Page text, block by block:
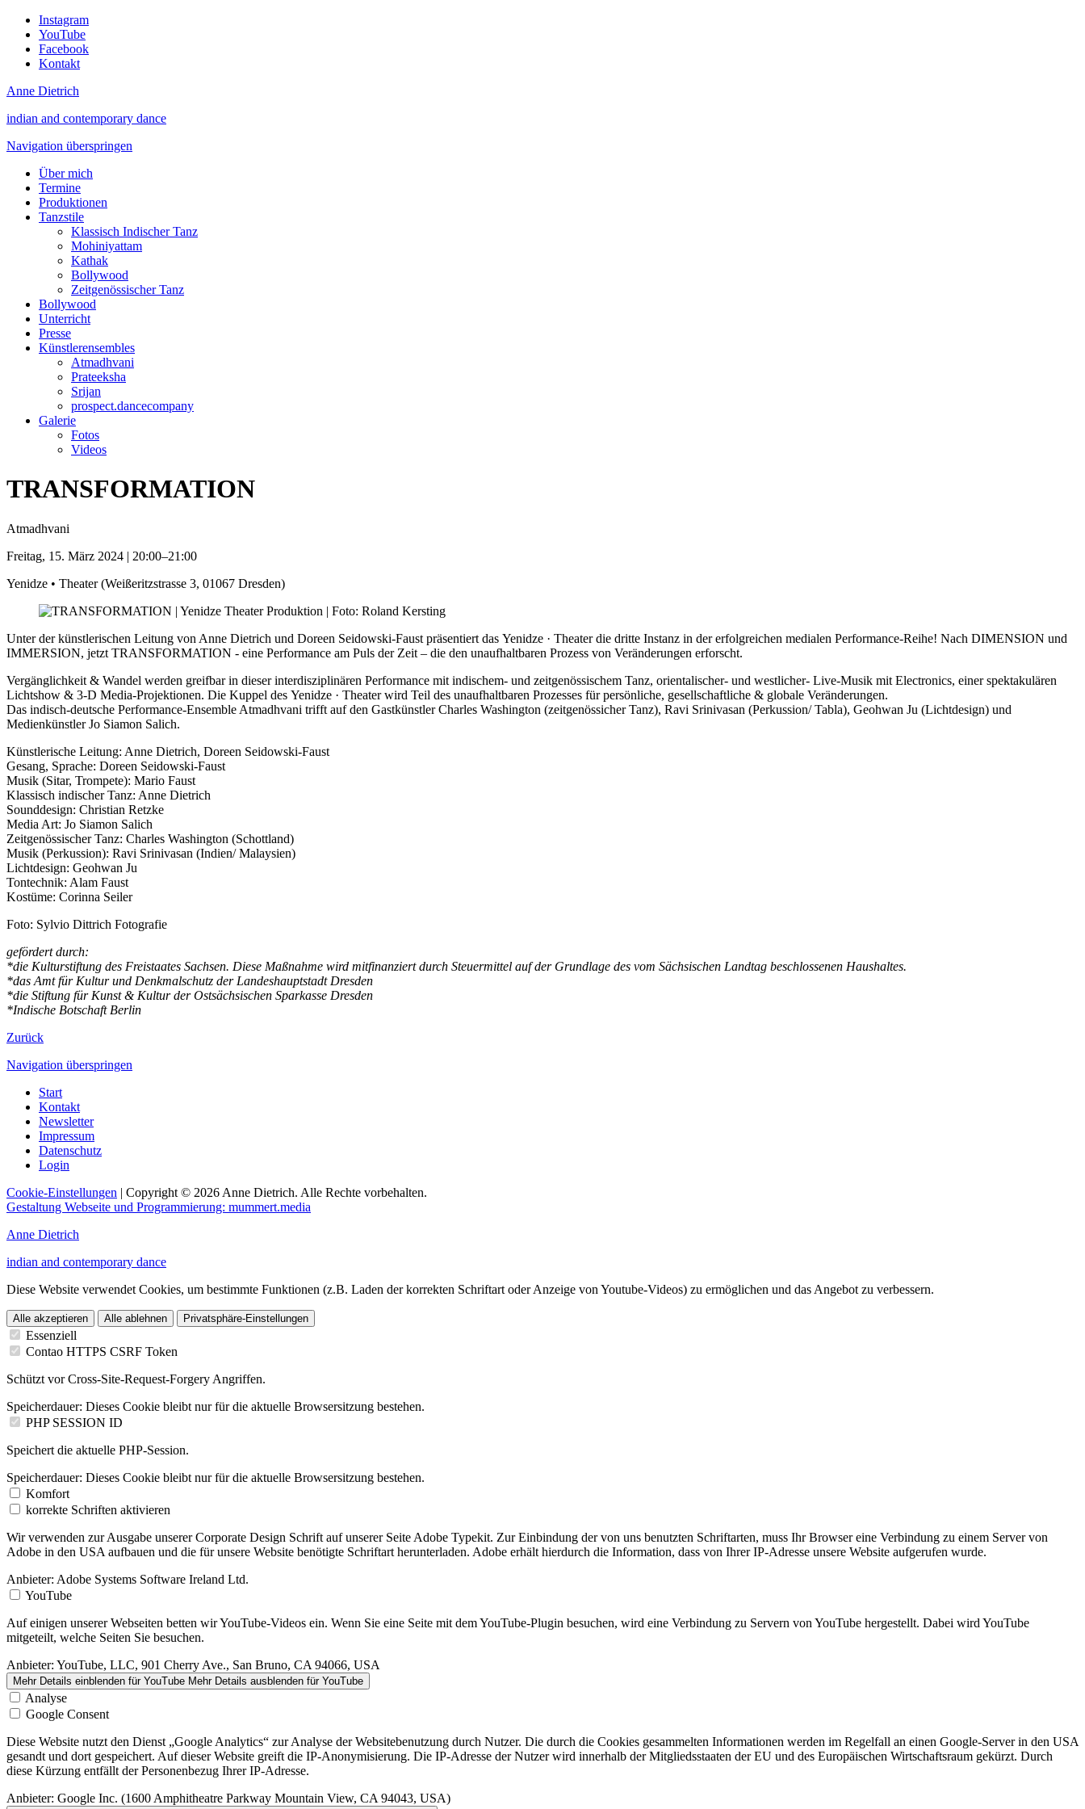
Instagram
YouTube
Facebook
Kontakt
Anne Dietrich
indian and contemporary dance
Navigation überspringen
Über mich
Termine
Produktionen
Tanzstile
Klassisch Indischer Tanz
Mohiniyattam
Kathak
Bollywood
Zeitgenössischer Tanz
Bollywood
Unterricht
Presse
Künstlerensembles
Atmadhvani
Prateeksha
Srijan
prospect.dancecompany
Galerie
Fotos
Videos
TRANSFORMATION
Atmadhvani
Freitag, 15. März 2024 | 20:00–21:00
Yenidze • Theater(Weißeritzstrasse 3, 01067 Dresden)
Unter der künstlerischen Leitung von Anne Dietrich und Doreen Seidowski-Faust präsentiert das Yenidze · Theater die dritte Instanz in der erfolgreichen medialen Performance-Reihe! Nach DIMENSION und
IMMERSION, jetzt TRANSFORMATION - eine Performance am Puls der Zeit – die den unaufhaltbaren Prozess von Veränderungen erforscht.
Vergänglichkeit & Wandel werden greifbar in dieser interdisziplinären Performance mit indischem- und zeitgenössischem Tanz, orientalischer- und westlicher- Live-Musik mit Electronics, einer spektakulären
Lichtshow & 3-D Media-Projektionen. Die Kuppel des Yenidze · Theater wird Teil des unaufhaltbaren Prozesses für persönliche, gesellschaftliche & globale Veränderungen.
Das indisch-deutsche Performance-Ensemble Atmadhvani trifft auf den Gastkünstler Charles Washington (zeitgenössicher Tanz), Ravi Srinivasan (Perkussion/ Tabla), Geohwan Ju (Lichtdesign) und
Medienkünstler Jo Siamon Salich.
Künstlerische Leitung: Anne Dietrich, Doreen Seidowski-Faust
Gesang, Sprache: Doreen Seidowski-Faust
Musik (Sitar, Trompete): Mario Faust
Klassisch indischer Tanz: Anne Dietrich
Sounddesign: Christian Retzke
Media Art: Jo Siamon Salich
Zeitgenössischer Tanz: Charles Washington (Schottland)
Musik (Perkussion): Ravi Srinivasan (Indien/ Malaysien)
Lichtdesign: Geohwan Ju
Tontechnik: Alam Faust
Kostüme: Corinna Seiler
Foto: Sylvio Dittrich Fotografie
gefördert durch:
*die Kulturstiftung des Freistaates Sachsen. Diese Maßnahme wird mitfinanziert durch Steuermittel auf der Grundlage des vom Sächsischen Landtag beschlossenen Haushaltes.
*das Amt für Kultur und Denkmalschutz der Landeshauptstadt Dresden
*die Stiftung für Kunst & Kultur der Ostsächsischen Sparkasse Dresden
*Indische Botschaft Berlin
Zurück
Navigation überspringen
Start
Kontakt
Newsletter
Impressum
Datenschutz
Login
Cookie-Einstellungen | Copyright © 2026 Anne Dietrich. Alle Rechte vorbehalten.
Gestaltung Webseite und Programmierung: mummert.media
Anne Dietrich
indian and contemporary dance
Diese Website verwendet Cookies, um bestimmte Funktionen (z.B. Laden der korrekten Schriftart oder Anzeige von Youtube-Videos) zu ermöglichen und das Angebot zu verbessern.
Alle akzeptieren Alle ablehnen Privatsphäre-Einstellungen
Essenziell
Contao HTTPS CSRF Token
Schützt vor Cross-Site-Request-Forgery Angriffen.
Speicherdauer: Dieses Cookie bleibt nur für die aktuelle Browsersitzung bestehen.
PHP SESSION ID
Speichert die aktuelle PHP-Session.
Speicherdauer: Dieses Cookie bleibt nur für die aktuelle Browsersitzung bestehen.
Komfort
korrekte Schriften aktivieren
Wir verwenden zur Ausgabe unserer Corporate Design Schrift auf unserer Seite Adobe Typekit. Zur Einbindung der von uns benutzten Schriftarten, muss Ihr Browser eine Verbindung zu einem Server von
Adobe in den USA aufbauen und die für unsere Website benötigte Schriftart herunterladen. Adobe erhält hierdurch die Information, dass von Ihrer IP-Adresse unsere Website aufgerufen wurde.
Anbieter: Adobe Systems Software Ireland Ltd.
YouTube
Auf einigen unserer Webseiten betten wir YouTube-Videos ein. Wenn Sie eine Seite mit dem YouTube-Plugin besuchen, wird eine Verbindung zu Servern von YouTube hergestellt. Dabei wird YouTube
mitgeteilt, welche Seiten Sie besuchen.
Anbieter: YouTube, LLC, 901 Cherry Ave., San Bruno, CA 94066, USA
Mehr Details einblenden für YouTube Mehr Details ausblenden für YouTube
Analyse
Google Consent
Diese Website nutzt den Dienst „Google Analytics“ zur Analyse der Websitebenutzung durch Nutzer. Die durch die Cookies gesammelten Informationen werden im Regelfall an einen Google-Server in den USA
gesandt und dort gespeichert. Auf dieser Website greift die IP-Anonymisierung. Die IP-Adresse der Nutzer wird innerhalb der Mitgliedsstaaten der EU und des Europäischen Wirtschaftsraum gekürzt. Durch
diese Kürzung entfällt der Personenbezug Ihrer IP-Adresse.
Anbieter: Google Inc. (1600 Amphitheatre Parkway Mountain View, CA 94043, USA)